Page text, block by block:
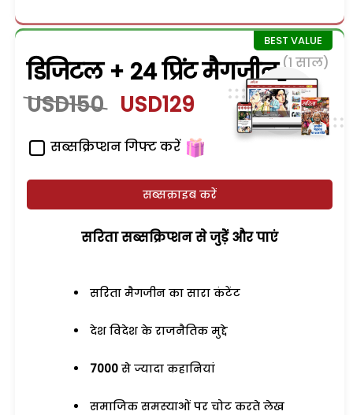
डिजिटल + 24 प्रिंट मैगजीन (1 साल)
USD150 USD129
सब्सक्रिप्शन गिफ्ट करें
सब्सक्राइब करें
सरिता सब्सक्रिप्शन से जुड़ेें और पाएं
सरिता मैगजीन का सारा कंटेंट
देश विदेश के राजनैतिक मुद्दे
7000 से ज्यादा कहानियां
समाजिक समस्याओं पर चोट करते लेख